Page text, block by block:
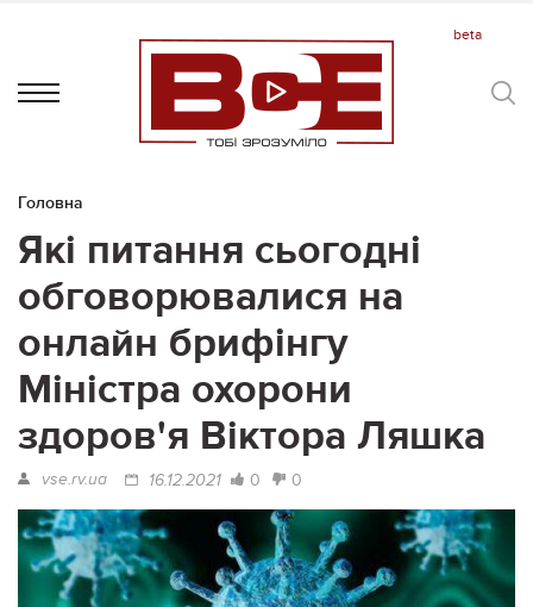
Головна
Які питання сьогодні
обговорювалися на
онлайн брифінгу
Міністра охорони
здоров'я Віктора Ляшка
vse.rv.ua 16.12.2021 0 0